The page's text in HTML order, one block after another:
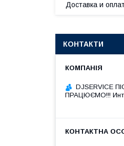
Доставка и
КОНТАКТИ
DJSERVICE
ПРАЦЮЄМО!!!